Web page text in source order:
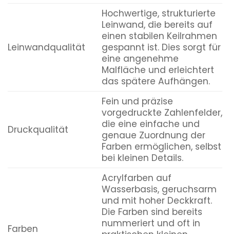
Leinwandqualität
Hochwertige, strukturierte
Leinwand, die bereits auf
einen stabilen Keilrahmen
gespannt ist. Dies sorgt für
eine angenehme
Malfläche und erleichtert
das spätere Aufhängen.
Druckqualität
Fein und präzise
vorgedruckte Zahlenfelder,
die eine einfache und
genaue Zuordnung der
Farben ermöglichen, selbst
bei kleinen Details.
Farben
Acrylfarben auf
Wasserbasis, geruchsarm
und mit hoher Deckkraft.
Die Farben sind bereits
nummeriert und oft in